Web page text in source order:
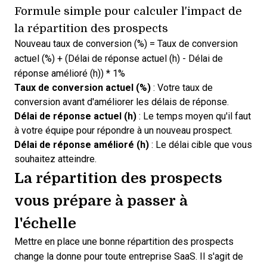
Formule simple pour calculer l'impact de
la répartition des prospects
Nouveau taux de conversion (%) = Taux de conversion
actuel (%) + (Délai de réponse actuel (h) - Délai de
réponse amélioré (h)) * 1%
Taux de conversion actuel (%) : Votre taux de
conversion avant d'améliorer les délais de réponse.
Délai de réponse actuel (h) : Le temps moyen qu'il faut
à votre équipe pour répondre à un nouveau prospect.
Délai de réponse amélioré (h) : Le délai cible que vous
souhaitez atteindre.
La répartition des prospects
vous prépare à passer à
l'échelle
Mettre en place une bonne répartition des prospects
change la donne pour toute entreprise SaaS. Il s'agit de